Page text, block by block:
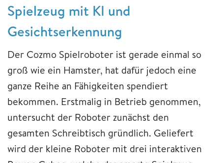
Spielzeug mit KI und
Gesichtserkennung
Der Cozmo Spielroboter ist gerade einmal so
groß wie ein Hamster, hat dafür jedoch eine
ganze Reihe an Fähigkeiten spendiert
bekommen. Erstmalig in Betrieb genommen,
untersucht der Roboter zunächst den
gesamten Schreibtisch gründlich. Geliefert
wird der kleine Roboter mit drei interaktiven